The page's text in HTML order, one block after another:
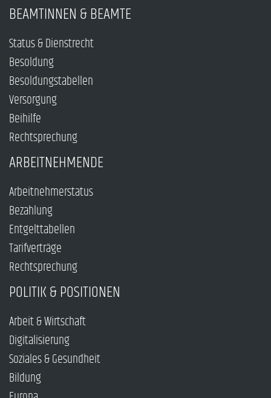
BEAMTINNEN & BEAMTE
Status & Dienstrecht
Besoldung
Besoldungstabellen
Versorgung
Beihilfe
Rechtsprechung
ARBEITNEHMENDE
Arbeitnehmerstatus
Bezahlung
Entgelttabellen
Tarifverträge
Rechtsprechung
POLITIK & POSITIONEN
Arbeit & Wirtschaft
Digitalisierung
Soziales & Gesundheit
Bildung